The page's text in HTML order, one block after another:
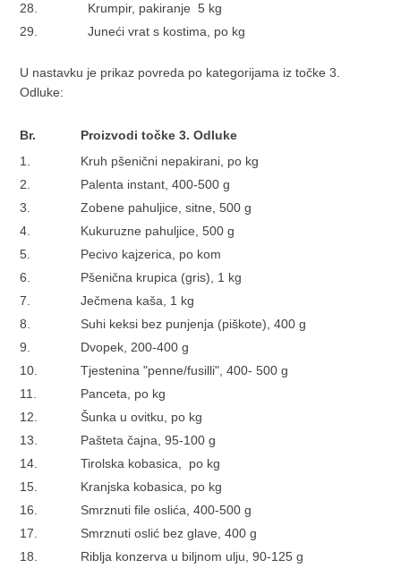
28.
Krumpir, pakiranje 5 kg
29.
Juneći vrat s kostima, po kg
U nastavku je prikaz povreda po kategorijama iz točke 3.
Odluke:
Br.
Proizvodi točke 3. Odluke
1.
Kruh pšenični nepakirani, po kg
2.
Palenta instant, 400-500 g
3.
Zobene pahuljice, sitne, 500 g
4.
Kukuruzne pahuljice, 500 g
5.
Pecivo kajzerica, po kom
6.
Pšenična krupica (gris), 1 kg
7.
Ječmena kaša, 1 kg
8.
Suhi keksi bez punjenja (piškote), 400 g
9.
Dvopek, 200-400 g
10.
Tjestenina "penne/fusilli", 400- 500 g
11.
Panceta, po kg
12.
Šunka u ovitku, po kg
13.
Pašteta čajna, 95-100 g
14.
Tirolska kobasica, po kg
15.
Kranjska kobasica, po kg
16.
Smrznuti file oslića, 400-500 g
17.
Smrznuti oslić bez glave, 400 g
18.
Riblja konzerva u biljnom ulju, 90-125 g